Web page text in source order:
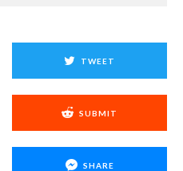
TWEET
SUBMIT
SHARE